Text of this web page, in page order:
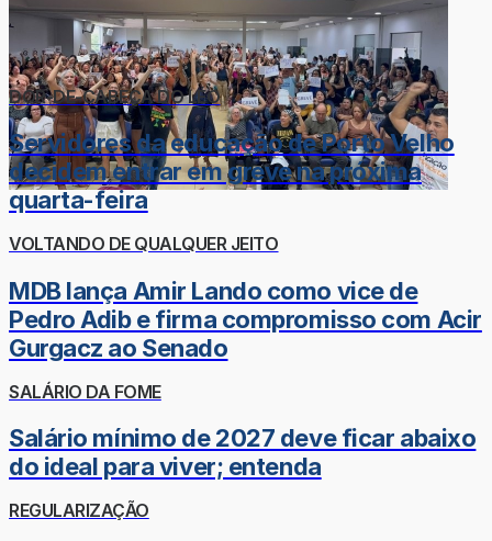
DOR-DE-CABEÇA DO LÉO
Servidores da educação de Porto Velho
decidem entrar em greve na próxima
quarta-feira
VOLTANDO DE QUALQUER JEITO
MDB lança Amir Lando como vice de
Pedro Adib e firma compromisso com Acir
Gurgacz ao Senado
SALÁRIO DA FOME
Salário mínimo de 2027 deve ficar abaixo
do ideal para viver; entenda
REGULARIZAÇÃO